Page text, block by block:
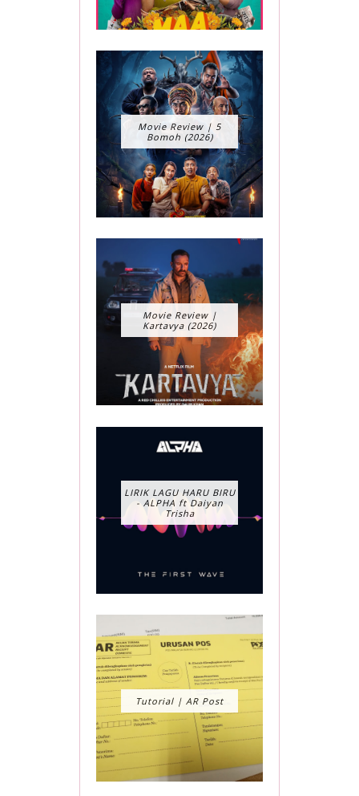
Movie Review | 5
Bomoh (2026)
Movie Review |
Kartavya (2026)
LIRIK LAGU HARU BIRU
- ALPHA ft Daiyan
Trisha
Tutorial | AR Post